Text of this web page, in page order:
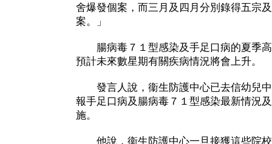
舍爆發個案，而三月及四月分別錄得五宗
案。」
腸病毒７１型感染及手足口病的夏季高
預計未來數星期有關疾病情況將會上升。
發言人說，衞生防護中心已去信幼兒中
報手足口病及腸病毒７１型感染最新情況
施。
他說，衞生防護中心一旦接獲這些院校